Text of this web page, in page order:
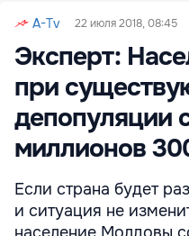
A-Tv 22 июля 2018, 08:45
Эксперт:
при
депопуляции
миллионов
Если страна будет
и ситуация не